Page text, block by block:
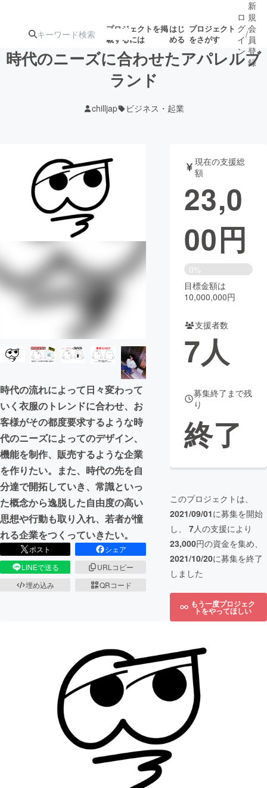
プロジェクトを掲
載するには
はじ
める
プロジェクト
をさがす
ジェクト
募集終了が近いプ
ロジェクト
アート・写真 音楽
テクノロジー・ガジェット ゲーム・
映像・映画 書籍・雑誌
ビジネス・起業 チャレンジ
まちづくり・地域活性化
CAMPFIRE for Social Good
CAMPFIRE Creation
CAMPFIREふるさと納税machi-ya コミュニティ
ロ
グ
イ
ン
/
新
規
会
員
登
録
時代のニーズに合わせたアパレルブ
ランド
chilljap ビジネス・起業
時代の流れによって日々変わって
いく衣服のトレンドに合わせ、お
客様がその都度要求するような時
代のニーズによってのデザイン、
機能を制作、販売するような企業
を作りたい。また、時代の先を自
分達で開拓していき、常識といっ
た概念から逸脱した自由度の高い
思想や行動も取り入れ、若者が憧
れる企業をつくっていきたい。
ポスト
シェア
LINEで送る
URLコピー
埋め込み
QRコード
現在の支援総
額
23,0
00円
0%
目標金額は
10,000,000円
支援者数
7人
募集終了まで残
り
終了
このプロジェクトは、
2021/09/01に募集を開始
し、 7人の支援により
23,000円の資金を集め、
2021/10/20に募集を終了
しました
もう一度プロジェク
トをやってほしい